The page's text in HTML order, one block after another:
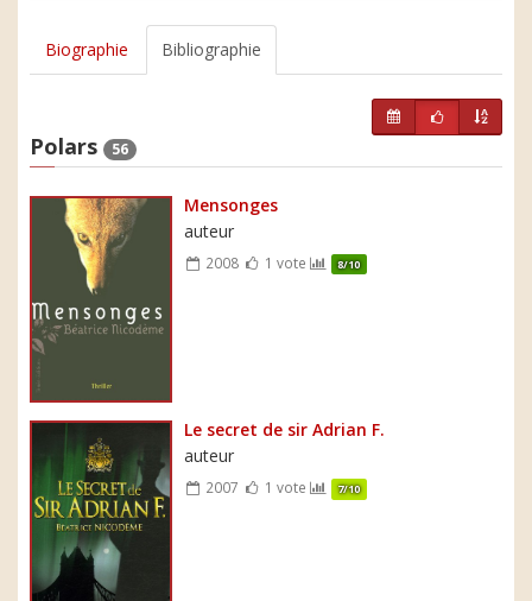
Biographie Bibliographie
Polars 56
Mensonges
auteur
2008 1 vote 8/10
Le secret de sir Adrian F.
auteur
2007 1 vote 7/10